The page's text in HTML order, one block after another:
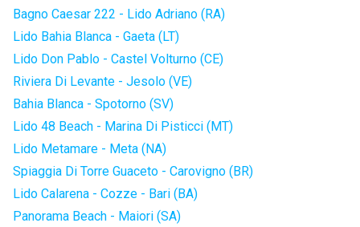
Bagno Caesar 222 - Lido Adriano (RA)
Lido Bahia Blanca - Gaeta (LT)
Lido Don Pablo - Castel Volturno (CE)
Riviera Di Levante - Jesolo (VE)
Bahia Blanca - Spotorno (SV)
Lido 48 Beach - Marina Di Pisticci (MT)
Lido Metamare - Meta (NA)
Spiaggia Di Torre Guaceto - Carovigno (BR)
Lido Calarena - Cozze - Bari (BA)
Panorama Beach - Maiori (SA)